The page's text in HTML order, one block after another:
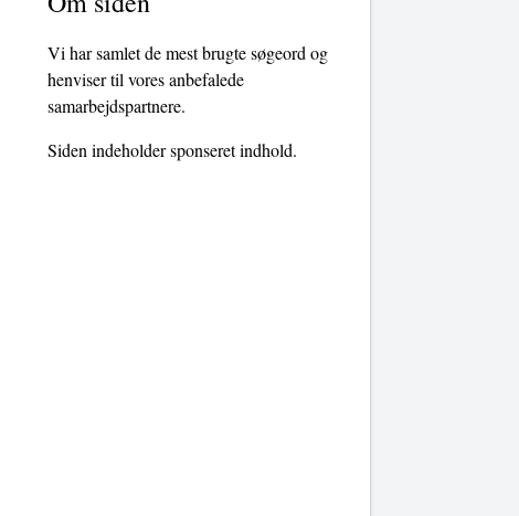
Vi har samlet de mest brugte søgeord og
henviser til vores anbefalede
samarbejdspartnere.
Siden indeholder sponseret indhold.